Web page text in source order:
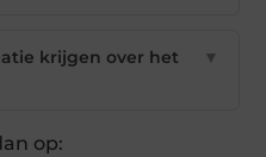
krijgen over het
▼
op: